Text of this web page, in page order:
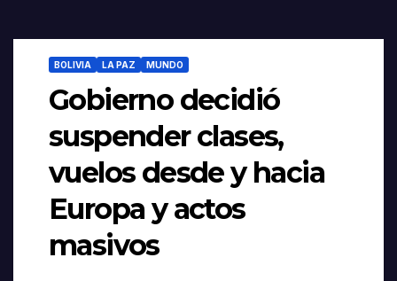
BOLIVIA LA PAZ MUNDO
Gobierno decidió
suspender clases,
vuelos desde y hacia
Europa y actos
masivos